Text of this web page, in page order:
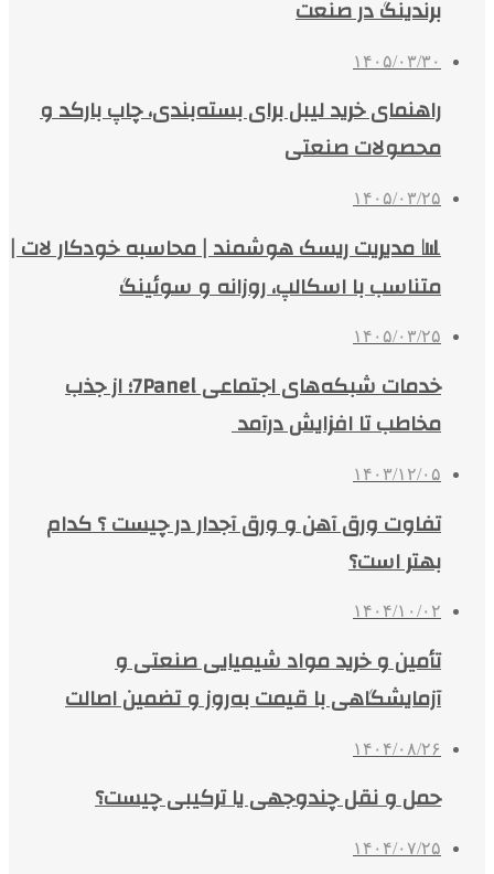
برندینگ در صنعت
۱۴۰۵/۰۳/۳۰
راهنمای خرید لیبل برای بسته‌بندی، چاپ بارکد و
محصولات صنعتی
۱۴۰۵/۰۳/۲۵
📊 مدیریت ریسک هوشمند | محاسبه خودکار لات |
متناسب با اسکالپ، روزانه و سوئینگ
۱۴۰۵/۰۳/۲۵
خدمات شبکه‌های اجتماعی 7Panel؛ از جذب
مخاطب تا افزایش درآمد
۱۴۰۳/۱۲/۰۵
تفاوت ورق آهن و ورق آجدار در چیست ؟ کدام
بهتر است؟
۱۴۰۴/۱۰/۰۲
تأمین و خرید مواد شیمیایی صنعتی و
آزمایشگاهی با قیمت به‌روز و تضمین اصالت
۱۴۰۴/۰۸/۲۶
حمل و نقل چندوجهی یا ترکیبی چیست؟
۱۴۰۴/۰۷/۲۵